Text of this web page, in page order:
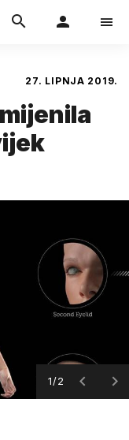
27. LIPNJA 2019.
1/2